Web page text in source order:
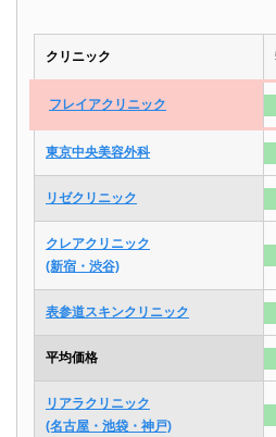
クリニック
フレイアクリニック
東京中央美容外科
リゼクリニック
クレアクリニック
(新宿・渋谷)
表参道スキンクリニック
平均価格
リアラクリニック
(名古屋・池袋・神戸)